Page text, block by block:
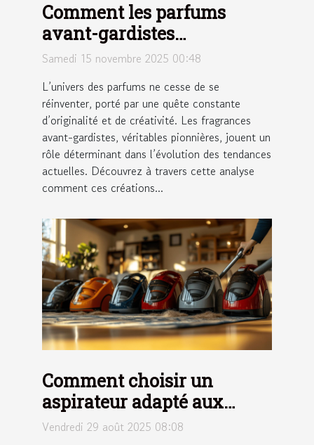
Comment les parfums
avant-gardistes
influencent-ils les
tendances modernes ?
Samedi 15 novembre 2025 00:48
L’univers des parfums ne cesse de se
réinventer, porté par une quête constante
d’originalité et de créativité. Les fragrances
avant-gardistes, véritables pionnières, jouent un
rôle déterminant dans l’évolution des tendances
actuelles. Découvrez à travers cette analyse
comment ces créations...
Comment choisir un
aspirateur adapté aux
maisons avec animaux ?
Vendredi 29 août 2025 08:08